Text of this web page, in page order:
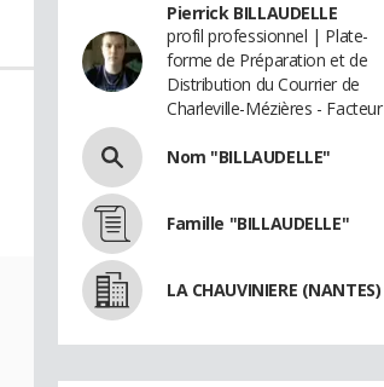
Pierrick BILLAUDELLE
profil professionnel | Plate-
forme de Préparation et de
Distribution du Courrier de
Charleville-Mézières - Facteur
Nom "BILLAUDELLE"
Famille "BILLAUDELLE"
LA CHAUVINIERE (NANTES)